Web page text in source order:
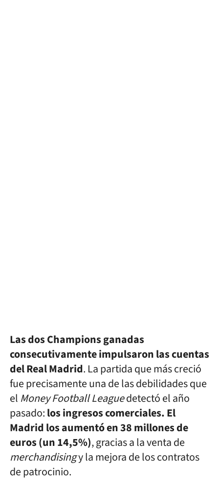
Las dos Champions ganadas
consecutivamente impulsaron las cuentas
del Real Madrid. La partida que más creció
fue precisamente una de las debilidades que
el Money Football Leaguedetectó el año
pasado:los ingresos comerciales. El
Madrid los aumentó en 38 millones de
euros (un 14,5%), gracias a la venta de
merchandisingy la mejora de los contratos
de patrocinio.